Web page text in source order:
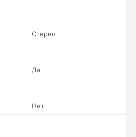
Стерео
Да
Нет